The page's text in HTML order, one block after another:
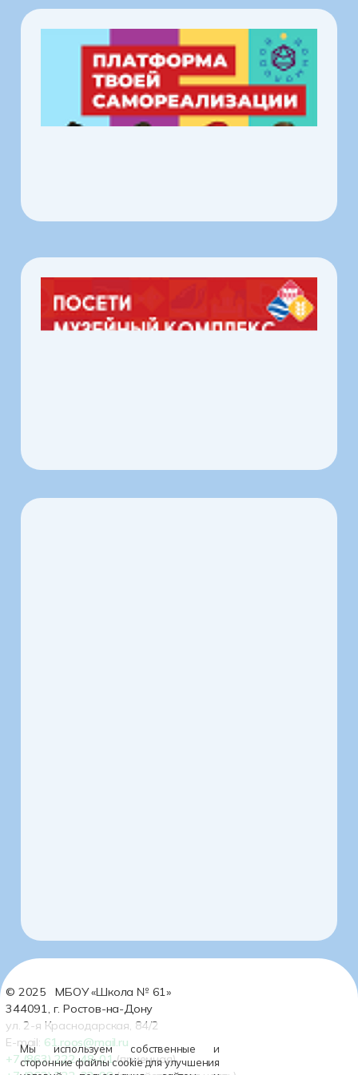
Мы используем собственные и
сторонние файлы cookie для улучшения
© 2025 МБОУ «Школа № 61»
344091, г. Ростов-на-Дону
ул. 2-я Краснодарская, 84/2
E-mail: 61.roos@mail.ru
+7 (863) 222-48-01(приемная)